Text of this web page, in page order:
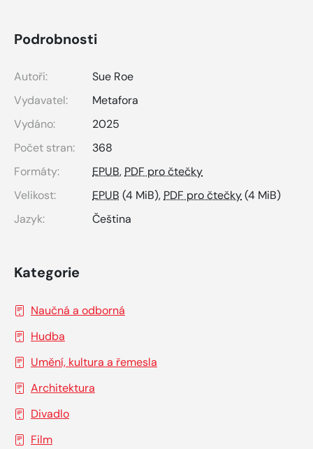
Podrobnosti
Autoři:
Sue Roe
Vydavatel:
Metafora
Vydáno:
2025
Počet stran:
368
Formáty:
EPUB, PDF pro čtečky
Velikost:
EPUB (4 MiB), PDF pro čtečky(4 MiB)
Jazyk:
Čeština
Kategorie
Naučná a odborná
Hudba
Umění, kultura a řemesla
Architektura
Divadlo
Film